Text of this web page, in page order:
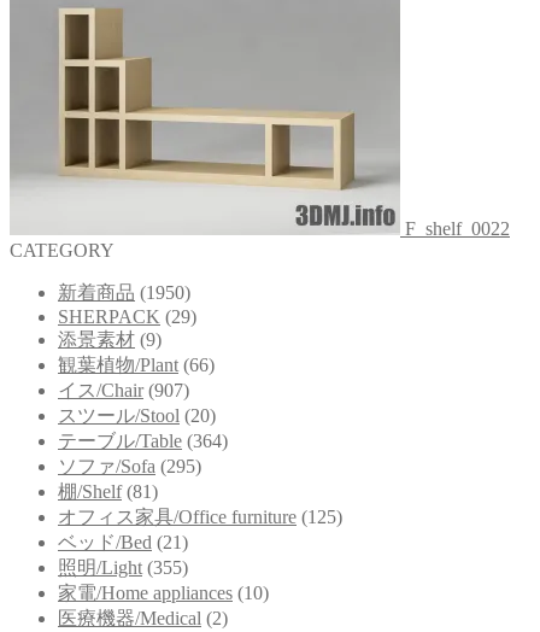
F_shelf_0022
CATEGORY
新着商品 (1950)
SHERPACK (29)
添景素材 (9)
観葉植物/Plant (66)
イス/Chair (907)
スツール/Stool (20)
テーブル/Table (364)
ソファ/Sofa (295)
棚/Shelf (81)
オフィス家具/Office furniture (125)
ベッド/Bed (21)
照明/Light (355)
家電/Home appliances (10)
医療機器/Medical (2)